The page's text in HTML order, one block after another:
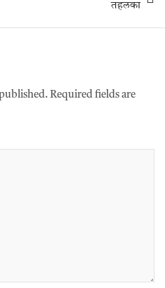
तहलका
Required fields are